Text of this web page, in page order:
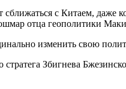
с Китаем,
отца геополитики
изменить свою
Збигнева